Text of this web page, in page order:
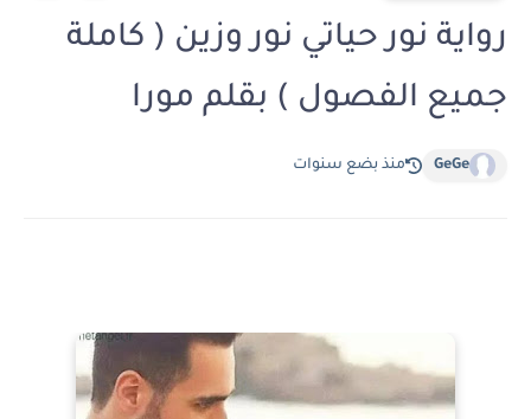
رواية نور حياتي نور وزين ( كاملة
جميع الفصول ) بقلم مورا
GeGe منذ بضع سنوات